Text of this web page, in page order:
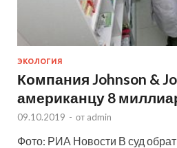
ЭКОЛОГИЯ
Компания Johnson &
американцу 8
09.10.2019 - от admin
Фото: РИА Новости В суд